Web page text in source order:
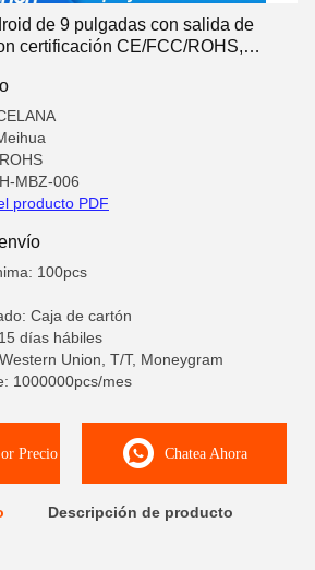
de 9 pulgadas con salida de
certificación CE/FCC/ROHS,
MBZ-006
producto PDF
100pcs
Caja de cartón
días hábiles
Union, T/T, Moneygram
1000000pcs/mes
Precio Chatea Ahora
Descripción de producto